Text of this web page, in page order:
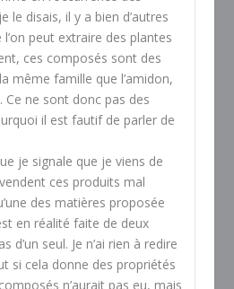
le disais, il y a bien d’autres
peut extraire des plantes
ces composés sont des
même famille que l’amidon,
Ce ne sont donc pas des
il est fautif de parler de
je signale que je viens de
ces produits mal
des matières proposée
en réalité faite de deux
d’un seul. Je n’ai rien à redire
si cela donne des propriétés
n’aurait pas eu, mais